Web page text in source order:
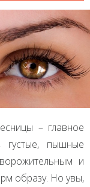
– главное
густые, пышные
и
образу. Но увы,